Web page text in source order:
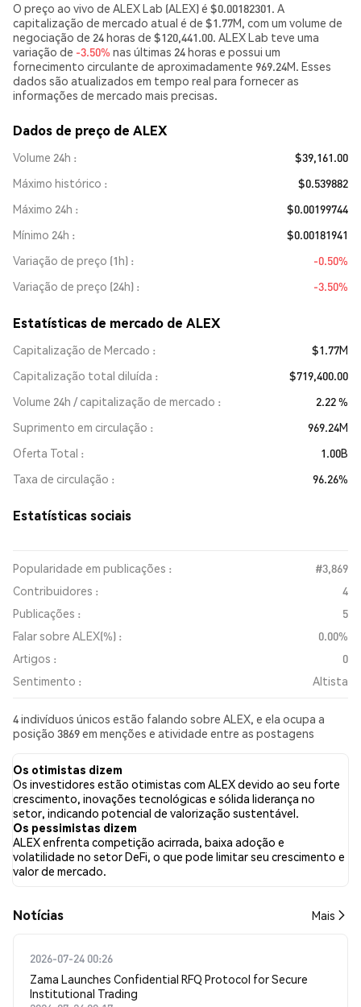
O preço ao vivo de ALEX Lab (ALEX) é $0.00182301. A
capitalização de mercado atual é de $1.77M, com um volume de
negociação de 24 horas de $120,441.00. ALEX Lab teve uma
variação de -3.50% nas últimas 24 horas e possui um
fornecimento circulante de aproximadamente 969.24M. Esses
dados são atualizados em tempo real para fornecer as
informações de mercado mais precisas.
Dados de preço de ALEX
Volume 24h
$39,161.00
Máximo histórico
$0.539882
Máximo 24h
$0.00199744
Mínimo 24h
$0.00181941
Variação de preço (1h)
-0.50%
Variação de preço (24h)
-3.50%
Estatísticas de mercado de ALEX
Capitalização de Mercado
$1.77M
Capitalização total diluída
$719,400.00
Volume 24h / capitalização de mercado
2.22 %
Suprimento em circulação
969.24M
Oferta Total
1.00B
Taxa de circulação
96.26%
Estatísticas sociais
Popularidade em publicações :
#3,869
Contribuidores :
4
Publicações :
5
Falar sobre ALEX(%) :
0.00%
Artigos :
0
Sentimento :
Altista
4 indivíduos únicos estão falando sobre ALEX, e ela ocupa a
posição 3869 em menções e atividade entre as postagens
ALEX em todas as redes sociais foi Altista. Por fim, foram
publicados 0 artigos de notícias sobre ALEX. No Twitter, 75.00%
dos tweets apresentaram um sentimento otimista em
comparação com 0.00% dos tweets com sentimento pessimista
sobre ALEX. 25.00% dos tweets foram neutros em relação a
ALEX. Esses sentimentos são baseados em 4 tweets.
Os otimistas dizem
Os investidores estão otimistas com ALEX devido ao seu forte
crescimento, inovações tecnológicas e sólida liderança no
setor, indicando potencial de valorização sustentável.
Os pessimistas dizem
ALEX enfrenta competição acirrada, baixa adoção e
volatilidade no setor DeFi, o que pode limitar seu crescimento e
valor de mercado.
​​Notícias​​ Mais
2026-07-24 00:26
Zama Launches Confidential RFQ Protocol for Secure
Institutional Trading